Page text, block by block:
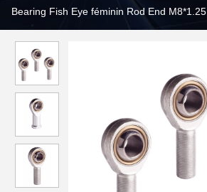
Bearing Fish Eye féminin Rod End M8*1.25